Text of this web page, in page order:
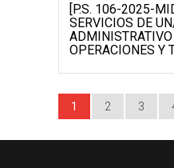
[P.S. 106-2025-
SERVICIOS DE
OPERACIONES Y
1 2 3